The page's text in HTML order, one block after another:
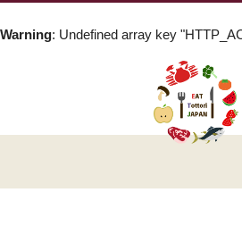
Warning: Undefined array key